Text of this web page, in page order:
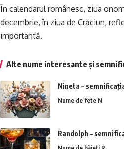
În calendarul românesc, ziua
decembrie, în ziua de Crăciun,
importantă.
Alte nume interesante și
Nineta –
Nume de fete N
Randolph –
Nume de băieți R